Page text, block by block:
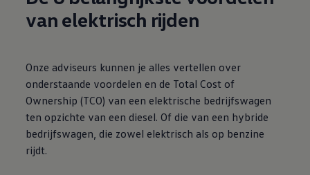
van elektrisch rijden
Onze adviseurs kunnen je alles vertellen over
onderstaande voordelen en de Total Cost of
Ownership (TCO) van een elektrische bedrijfswagen
ten opzichte van een diesel. Of die van een hybride
bedrijfswagen, die zowel elektrisch als op benzine
rijdt.